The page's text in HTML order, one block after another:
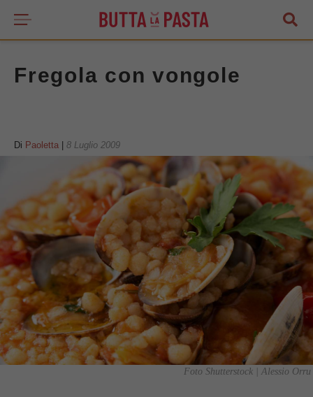
Fregola con vongole
Di Paoletta 8 Luglio 2009
Foto Shutterstock | Alessio Orru